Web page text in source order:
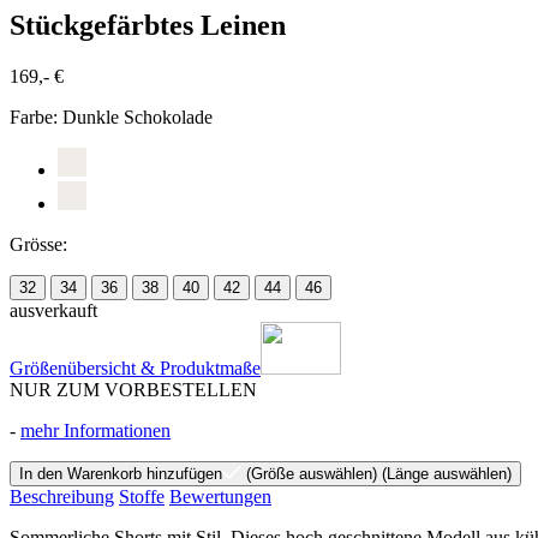
Stückgefärbtes Leinen
169,- €
Farbe: Dunkle Schokolade
Grösse:
32 34 36 38 40 42 44 46
ausverkauft
Größenübersicht & Produktmaße
NUR ZUM VORBESTELLEN
- mehr Informationen
In den Warenkorb hinzufügen (Größe auswählen) (Länge auswählen)
Beschreibung Stoffe Bewertungen